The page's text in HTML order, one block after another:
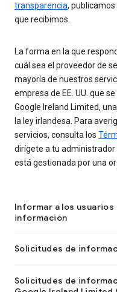
transparencia,
que recibimos.
La forma en la que
cuál sea el proveedor de
mayoría de nuestros
empresa de EE. UU. que
Google Ireland Limited,
la ley irlandesa. Para
servicios, consulta los
dirígete a tu administrador
está gestionada por una
Informar a los
información
Solicitudes de
Solicitudes de